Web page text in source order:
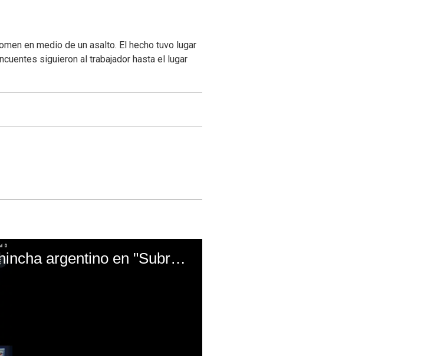
en medio de un asalto. El hecho tuvo lugar
siguieron al trabajador hasta el lugar
El mal momento de Yanina Gasañol con un hincha argentino en "Subrayado"